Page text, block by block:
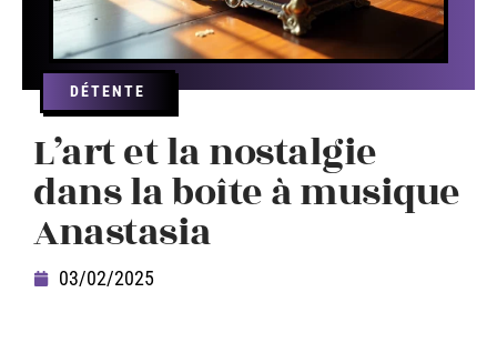
DÉTENTE
L’art et la nostalgie
dans la boîte à musique
Anastasia
03/02/2025